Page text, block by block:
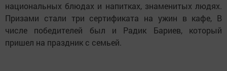
национальных блюдах и напитках, знаменитых людях.
Призами стали три сертификата на ужин в кафе, В
числе победителей был и Радик Бариев, который
пришел на праздник с семьей.